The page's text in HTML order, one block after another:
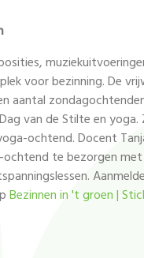
voor bezinning. De
aantal
van de Stilte en yoga.
ochtend. Docent
te bezorgen
Bezinnen in 't groen |